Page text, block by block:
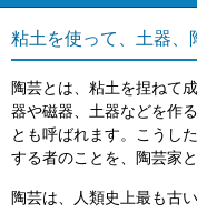
粘土を使って、土器、
陶芸とは、粘土を捏ねて
器や磁器、土器などを作
とも呼ばれます。こうし
する者のことを、陶芸家と
陶芸は、人類史上最も古